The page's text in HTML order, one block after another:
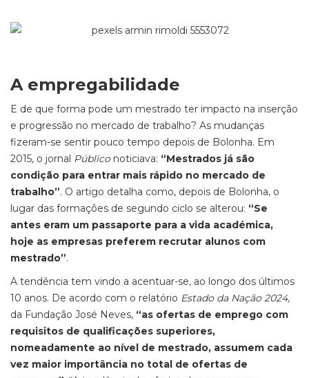
A empregabilidade
E de que forma pode um mestrado ter impacto na inserção
e progressão no mercado de trabalho? As mudanças
fizeram-se sentir pouco tempo depois de Bolonha. Em
2015, o jornal Público noticiava: “Mestrados já são
condição para entrar mais rápido no mercado de
trabalho”. O artigo detalha como, depois de Bolonha, o
lugar das formações de segundo ciclo se alterou: “Se
antes eram um passaporte para a vida académica,
hoje as empresas preferem recrutar alunos com
mestrado”.
A tendência tem vindo a acentuar-se, ao longo dos últimos
10 anos. De acordo com o relatório Estado da Nação 2024,
da Fundação José Neves, “as ofertas de emprego com
requisitos de qualificações superiores,
nomeadamente ao nível de mestrado, assumem cada
vez maior importância no total de ofertas de